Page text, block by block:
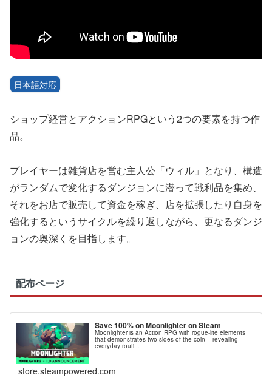
日本語対応
ショップ経営とアクションRPGという2つの要素を持つ作
品。
プレイヤーは雑貨店を営む主人公「ウィル」となり、構造
がランダムで変化するダンジョンに潜って戦利品を集め、
それをお店で販売して資金を稼ぎ、店を拡張したり自身を
強化するというサイクルを繰り返しながら、更なるダンジ
ョンの奥深くを目指します。
配布ページ
Save 100% on Moonlighter on Steam
Moonlighter is an Action RPG with rogue-lite elements
that demonstrates two sides of the coin – revealing
everyday routi...
store.steampowered.com